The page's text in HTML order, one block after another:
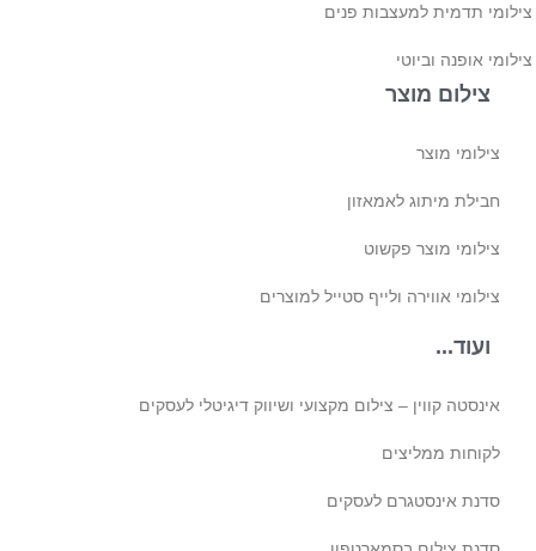
תדמית למעצבות פנים
אופנה וביוטי
צילום מוצר
צילומי מוצר
חבילת מיתוג לאמאזון‎
צילומי מוצר פקשוט
צילומי אווירה ולייף סטייל למוצרים
ועוד...
אינסטה קווין – צילום מקצועי ושיווק דיגיטלי לעסקים
לקוחות ממליצים
סדנת אינסטגרם לעסקים